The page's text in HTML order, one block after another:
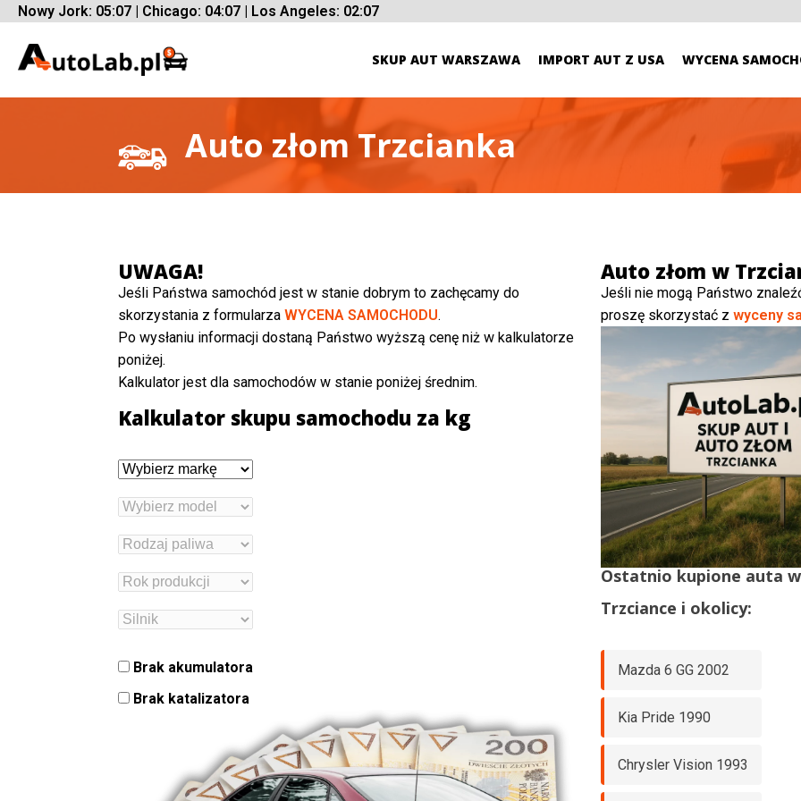
Nowy Jork: 05:07 | Chicago: 04:07 | Los Angeles: 02:07
SKUP AUT WARSZAWA IMPORT AUT Z USA WYCENA
Auto złom Trzcianka
UWAGA!
Jeśli Państwa samochód jest w stanie dobrym to zachęcamy do
skorzystania z formularza WYCENA SAMOCHODU.
Po wysłaniu informacji dostaną Państwo wyższą cenę niż w kalkulatorze
poniżej.
Kalkulator jest dla samochodów w stanie poniżej średnim.
Kalkulator skupu samochodu za kg
Brak akumulatora
Brak katalizatora
Auto złom w
Jeśli nie mogą Państwo
proszę skorzystać z wyceny
Ostatnio kupione auta
Trzciance i okolicy:
Mazda 6 GG 2002
Kia Pride 1990
Chrysler Vision 1993